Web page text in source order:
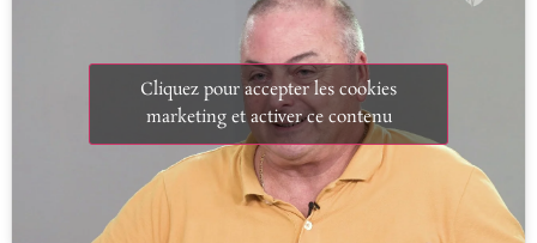
Cliquez pour accepter les cookies
marketing et activer ce contenu